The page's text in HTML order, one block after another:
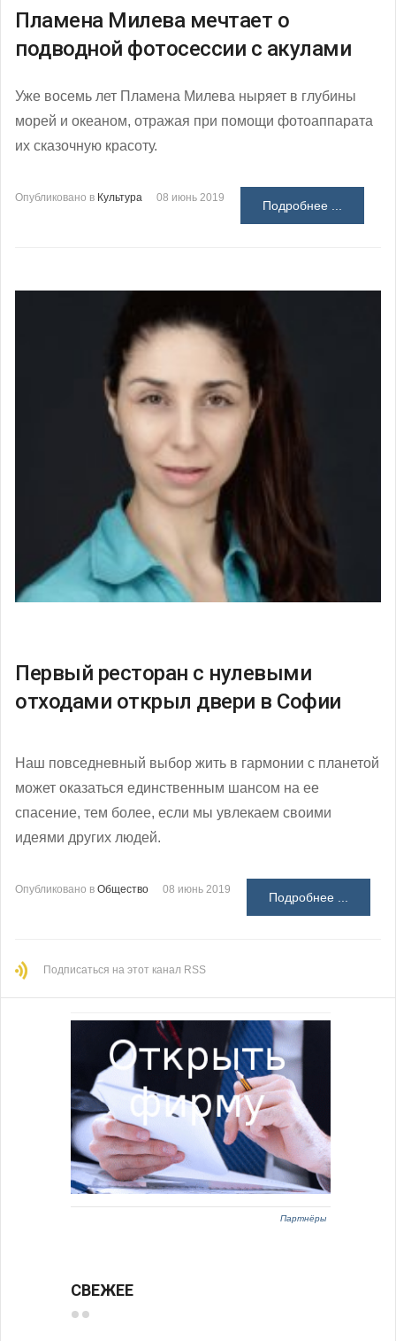
Пламена Милева мечтает о
подводной фотосессии с акулами
Уже восемь лет Пламена Милева ныряет в глубины
морей и океаном, отражая при помощи фотоаппарата
их сказочную красоту.
Опубликовано в Культура 08 июнь 2019
Подробнее ...
Первый ресторан с нулевыми
отходами открыл двери в Софии
Наш повседневный выбор жить в гармонии с планетой
может оказаться единственным шансом на ее
спасение, тем более, если мы увлекаем своими
идеями других людей.
Опубликовано в Общество 08 июнь 2019
Подробнее ...
Подписаться на этот канал RSS
Партнёры
СВЕЖЕЕ